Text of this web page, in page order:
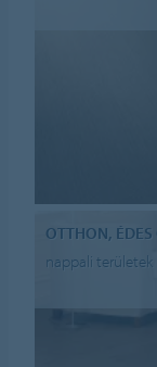
OTTHON,
nappali területek